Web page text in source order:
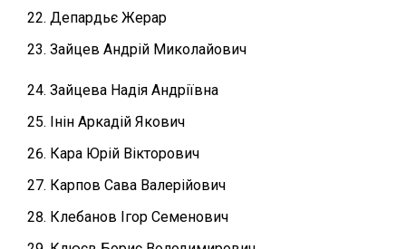
Депардьє Жерар
Зайцев Андрій Миколайович
Зайцева Надія Андріївна
Інін Аркадій Якович
Кара Юрій Вікторович
Карпов Сава Валерійович
Клебанов Ігор Семенович